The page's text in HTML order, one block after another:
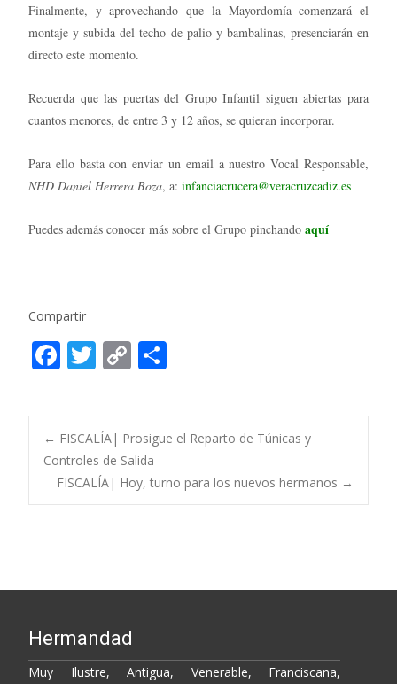
Finalmente, y aprovechando que la Mayordomía comenzará el
montaje y subida del techo de palio y bambalinas, presenciarán en
directo este momento.
Recuerda que las puertas del Grupo Infantil siguen abiertas para
cuantos menores, de entre 3 y 12 años, se quieran incorporar.
Para ello basta con enviar un email a nuestro Vocal Responsable,
NHD Daniel Herrera Boza, a: infanciacrucera@veracruzcadiz.es
Puedes además conocer más sobre el Grupo pinchando aquí
Compartir
F
e
b
o
o
T
itt
er
C
p
y
Li
n
m
p
ti
Post
navigation
← FISCALÍA| Prosigue el Reparto de Túnicas y
Controles de Salida
FISCALÍA| Hoy, turno para los nuevos hermanos →
Hermandad
Muy Ilustre, Antigua, Venerable, Franciscana,